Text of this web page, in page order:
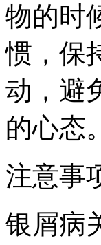
物的时
惯，保
动，避
的心态。
注意事
银屑病